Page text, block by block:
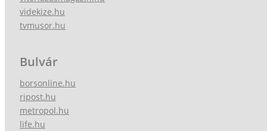
videkize.hu
tvmusor.hu
Bulvár
borsonline.hu
ripost.hu
metropol.hu
life.hu